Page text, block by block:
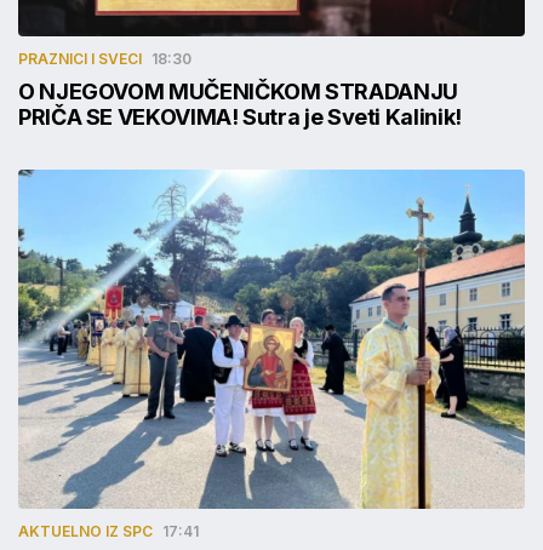
PRAZNICI I SVECI 18:30
O NJEGOVOM MUČENIČKOM STRADANJU
PRIČA SE VEKOVIMA! Sutra je Sveti Kalinik!
AKTUELNO IZ SPC 17:41